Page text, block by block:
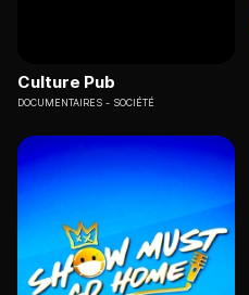
Culture Pub
DOCUMENTAIRES SOCIÉTÉ